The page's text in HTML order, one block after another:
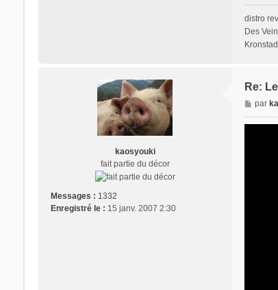
distro
Des
kaosyouki
fait partie du décor
Messages : 1332
Enregistré le : 15 janv. 2007 2:30
Re:
M
e
s
par